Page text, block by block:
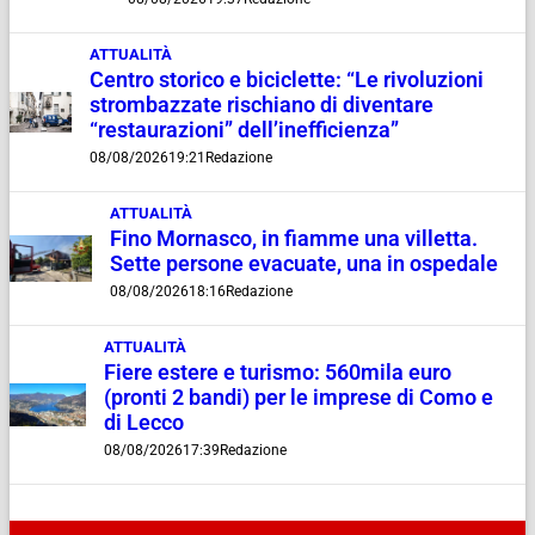
ATTUALITÀ
Centro storico e biciclette: “Le rivoluzioni
strombazzate rischiano di diventare
“restaurazioni” dell’inefficienza”
08/08/202619:21 Redazione
ATTUALITÀ
Fino Mornasco, in fiamme una villetta.
Sette persone evacuate, una in ospedale
08/08/202618:16Redazione
ATTUALITÀ
Fiere estere e turismo: 560mila euro
(pronti 2 bandi) per le imprese di Como e
di Lecco
08/08/202617:39 Redazione